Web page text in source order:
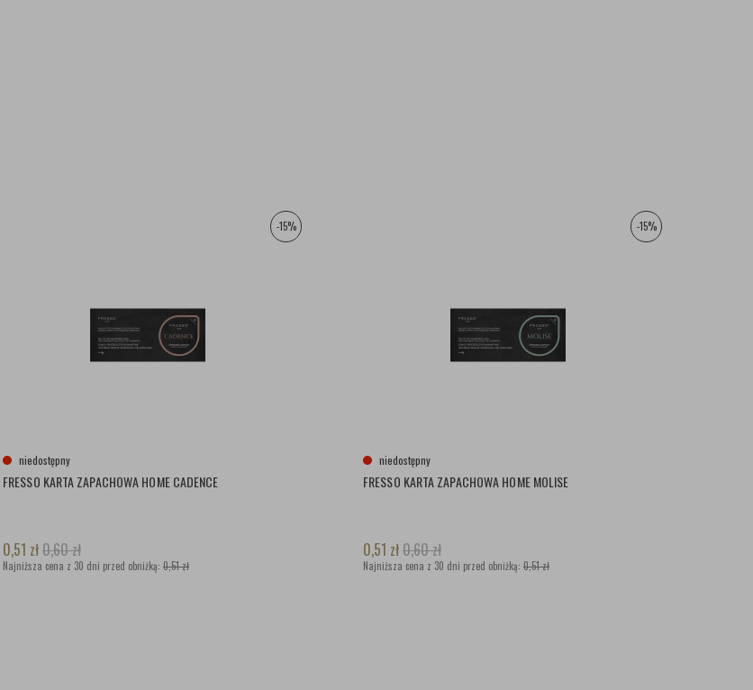
-15%
niedostępny
FRESSO KARTA ZAPACHOWA HOME CADENCE
0,51 zł0,60zł
Najniższa cena z 30 dni przed obniżką: 0,51 zł
-15%
niedostępny
FRESSO KARTA ZAPACHOWA HOME MOLISE
0,51 zł0,60zł
Najniższa cena z 30 dni przed obniżką: 0,51 zł